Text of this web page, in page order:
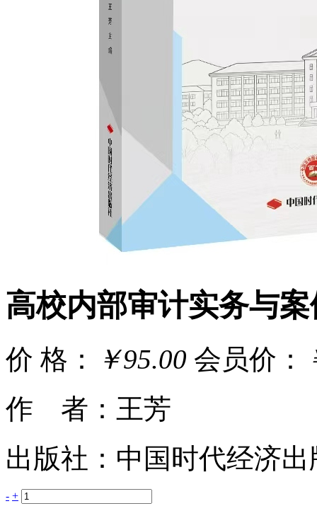
高校内部审计实务与案
价 格： ￥95.00 会员价：
作 者：王芳
出版社：中国时代经济出
- +